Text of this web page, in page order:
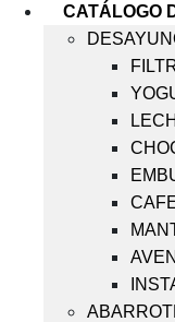
CATÁLOGO